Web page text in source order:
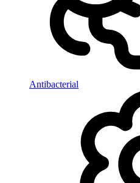
Antibacterial